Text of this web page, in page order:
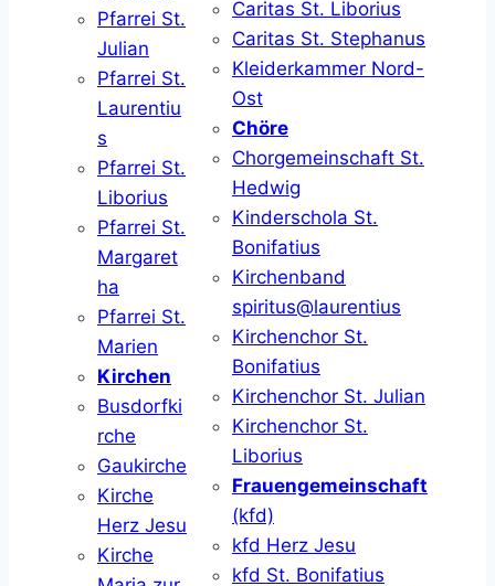
Pfarrei St.
Julian
Pfarrei St.
Laurentiu
s
Pfarrei St.
Liborius
Pfarrei St.
Margaret
ha
Pfarrei St.
Marien
Kirchen
Busdorfki
rche
Gaukirche
Kirche
Herz Jesu
Kirche
Caritas St. Liborius
Caritas St. Stephanus
Kleiderkammer Nord-
Ost
Chöre
Chorgemeinschaft St.
Hedwig
Kinderschola St.
Bonifatius
Kirchenband
spiritus@laurentius
Kirchenchor St.
Bonifatius
Kirchenchor St. Julian
Kirchenchor St.
Liborius
Frauengemeinschaft
(kfd)
kfd Herz Jesu
kfd St. Bonifatius